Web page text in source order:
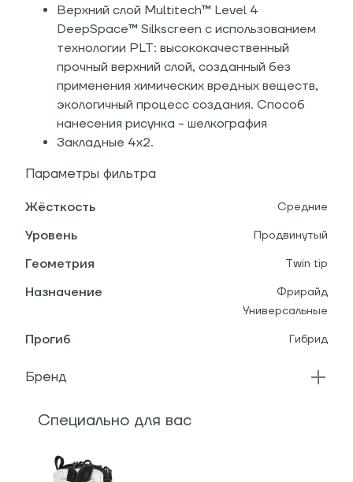
Верхний слой Multitech™ Level 4
DeepSpace™ Silkscreen с иcпользованием
технологии PLT: высококачественный
прочный верхний слой, созданный без
применения химических вредных веществ,
экологичный процесс создания. Способ
нанесения рисунка - шелкография
Закладные 4х2.
Параметры фильтра
Жёсткость Средние
Уровень Продвинутый
Геометрия Twin tip
Назначение
Фрирайд
Универсальные
Прогиб Гибрид
Бренд
Специально для вас